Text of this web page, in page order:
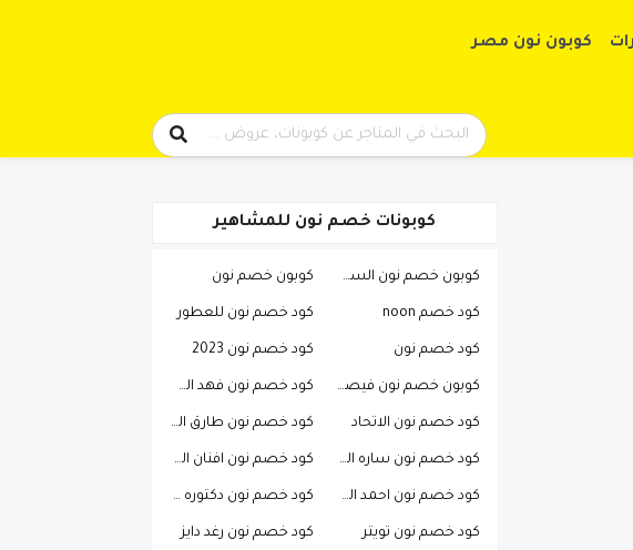
كوبون نون مصر
كوبونات خصم نون للمشاهير
كوبون خصم نون السعودية كوبون خصم نون
كود خصم noon كود خصم نون للعطور
كود خصم نون كود خصم نون 2023
كوبون خصم نون فيصل السيف كود خصم نون فهد العرادي
كود خصم نون الاتحاد كود خصم نون طارق الحربي
كود خصم نون ساره الودعاني كود خصم نون افنان الباتل
كود خصم نون احمد البارقي كود خصم نون دكتوره خلود
كود خصم نون تويتر كود خصم نون رغد دايز